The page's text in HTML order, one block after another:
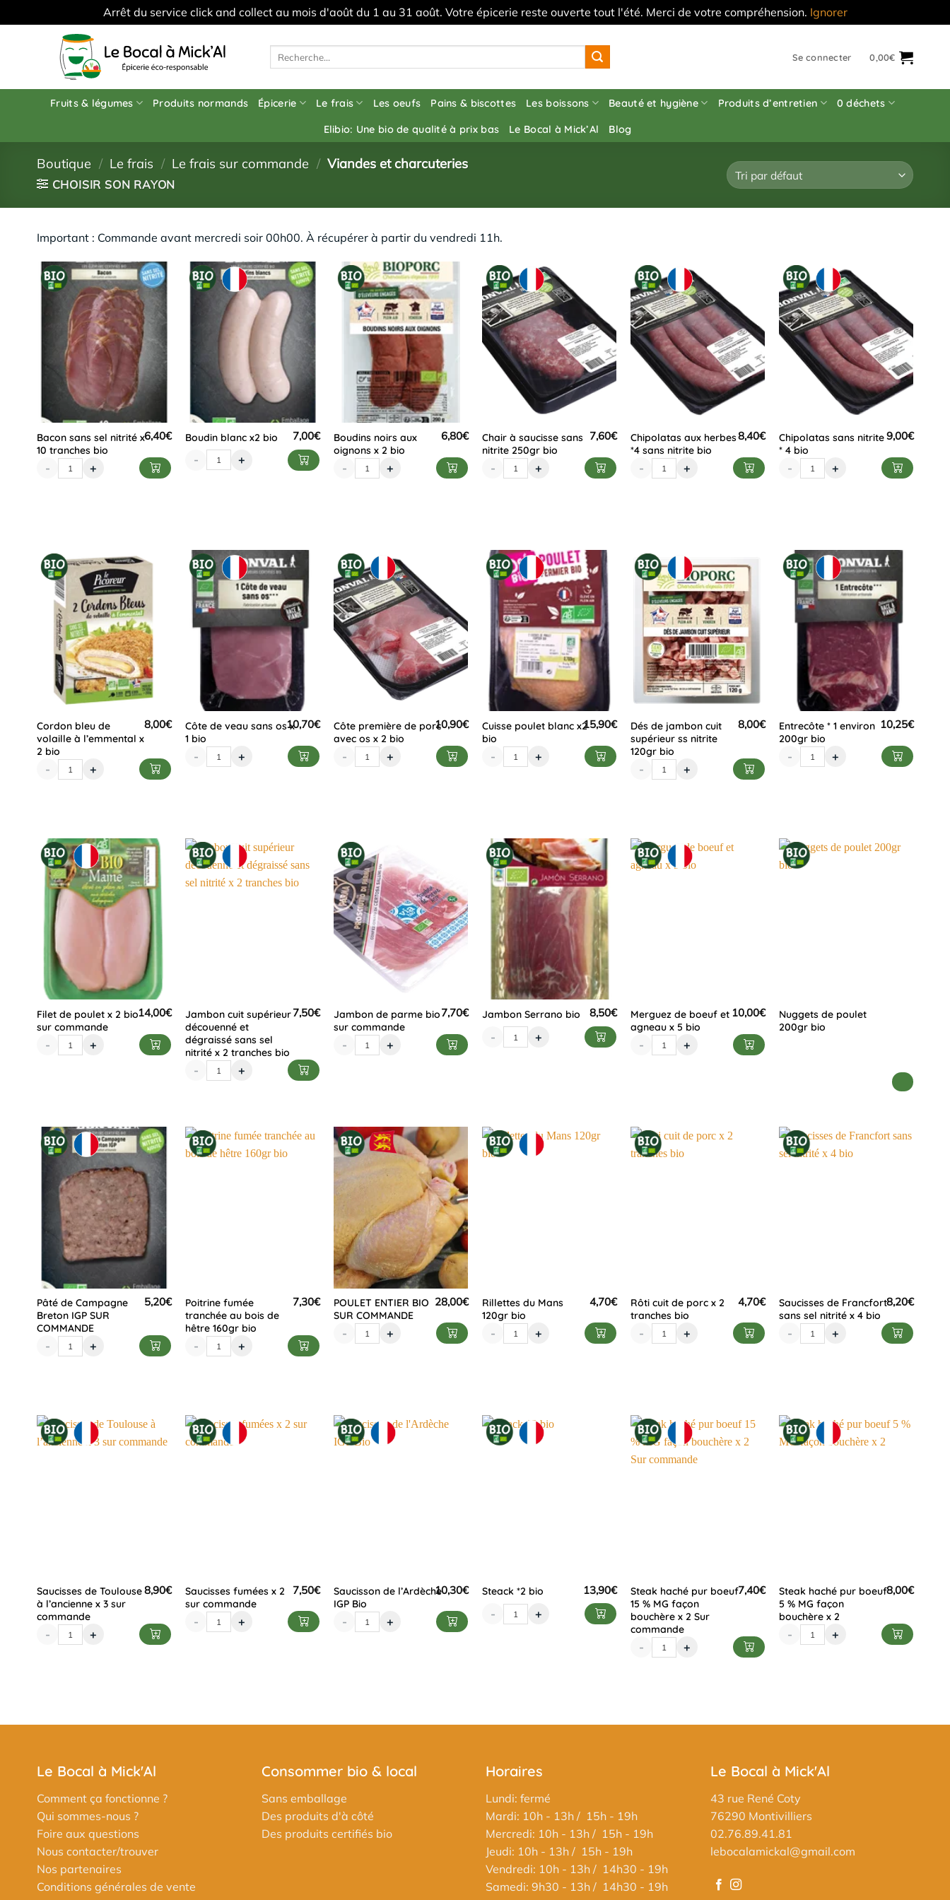
Arrêt du service click and collect au mois d'août du 1 au 31 août. Votre épicerie reste ouverte tout l'été. Merci de votre compréhension. Ignorer
Se connecter 0,00€
Fruits & légumes Produits normands Épicerie Le frais Les oeufs Pains & biscottes Les boissons Beauté et hygiène Produits d’entretien 0 déchets
Elibio: Une bio de qualité à prix bas Le Bocal à Mick’Al Blog
Boutique / Le frais / Le frais sur commande / Viandes et charcuteries
CHOISIR SON RAYON
Important : Commande avant mercredi soir 00h00. À récupérer à partir du vendredi 11h.
Bacon sans sel nitrité x
10 tranches bio
6,40€
- +
Boudin blanc x2 bio 7,00€
-
+
Boudins noirs aux
oignons x 2 bio
6,80€
- +
Chair à saucisse sans
nitrite 250gr bio
7,60€
- +
Chipolatas aux herbes
*4 sans nitrite bio
8,40€
- +
Chipolatas sans nitrite
* 4 bio
9,00€
- +
Cordon bleu de
volaille à l’emmental x
2 bio
8,00€
- +
Côte de veau sans os x
1 bio
10,70€
- +
Côte première de porc
avec os x 2 bio
10,90€
- +
Cuisse poulet blanc x2
bio
15,90€
- +
Dés de jambon cuit
supérieur ss nitrite
120gr bio
8,00€
- +
Entrecôte * 1 environ
200gr bio
10,25€
- +
Filet de poulet x 2 bio
sur commande
14,00€
- +
Jambon cuit supérieur
découenné et
dégraissé sans sel
nitrité x 2 tranches bio
7,50€
- +
Jambon de parme bio
sur commande
7,70€
- +
Jambon Serrano bio 8,50€
-
+
Merguez de boeuf et
agneau x 5 bio
10,00€
- +
Nuggets de poulet
200gr bio
Pâté de Campagne
Breton IGP SUR
COMMANDE
5,20€
- +
Poitrine fumée
tranchée au bois de
hêtre 160gr bio
7,30€
- +
POULET ENTIER BIO
SUR COMMANDE
28,00€
- +
Rillettes du Mans
120gr bio
4,70€
- +
Rôti cuit de porc x 2
tranches bio
4,70€
- +
Saucisses de Francfort
sans sel nitrité x 4 bio
8,20€
- +
Saucisses de Toulouse
à l’ancienne x 3 sur
commande
8,90€
- +
Saucisses fumées x 2
sur commande
7,50€
- +
Saucisson de l’Ardèche
IGP Bio
10,30€
- +
Steack *2 bio 13,90€
-
+
Steak haché pur boeuf
15 % MG façon
bouchère x 2 Sur
commande
7,40€
- +
Steak haché pur boeuf
5 % MG façon
bouchère x 2
8,00€
- +
Le Bocal à Mick'Al
Comment ça fonctionne ?
Qui sommes-nous ?
Foire aux questions
Nous contacter/trouver
Nos partenaires
Conditions générales de vente
Consommer bio & local
Sans emballage
Des produits d'à côté
Des produits certifiés bio
Horaires
Lundi: fermé
Mardi: 10h - 13h / 15h - 19h
Mercredi: 10h - 13h / 15h - 19h
Jeudi: 10h - 13h / 15h - 19h
Vendredi: 10h - 13h / 14h30 - 19h
Samedi: 9h30 - 13h / 14h30 - 19h
Le Bocal à Mick'Al
43 rue René Coty
76290 Montivilliers
02.76.89.41.81
lebocalamickal@gmail.com